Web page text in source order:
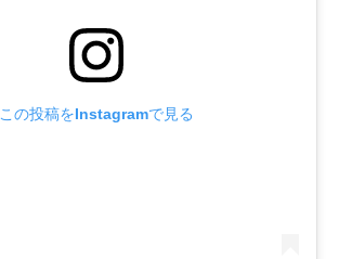
この投稿をInstagramで見る